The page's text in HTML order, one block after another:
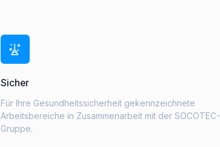
Sicher
Für Ihre Gesundheitssicherheit gekennzeichnete
Arbeitsbereiche in Zusammenarbeit mit der SOCOTEC-
Gruppe.